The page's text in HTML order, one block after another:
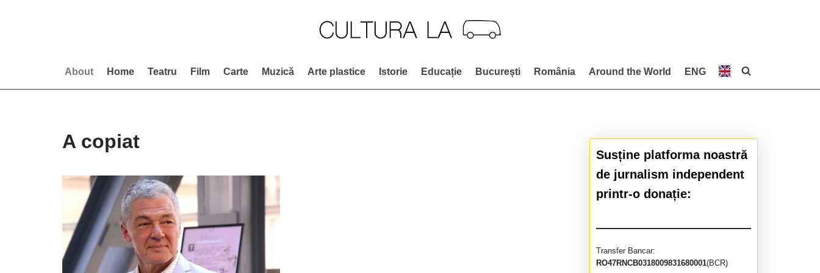
About Home Teatru Film Carte Muzică Arte plastice Istorie Educație București România Around the World ENG
A copiat
Susține platforma noastră
de jurnalism independent
printr-o donație:
Transfer Bancar:
RO47RNCB0318009831680001(BCR)